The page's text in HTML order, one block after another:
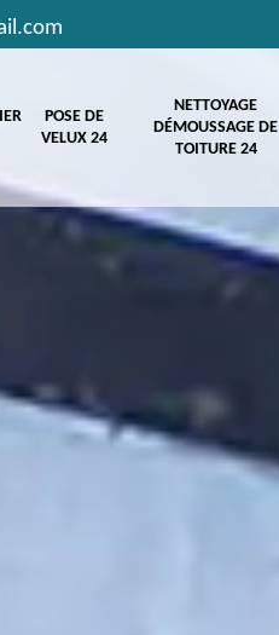
POSE DE
VELUX 24
NETTOYAGE
DÉMOUSSAGE DE
TOITURE 24